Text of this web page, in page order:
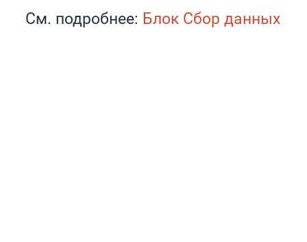
См. подробнее: Блок Сбор данных